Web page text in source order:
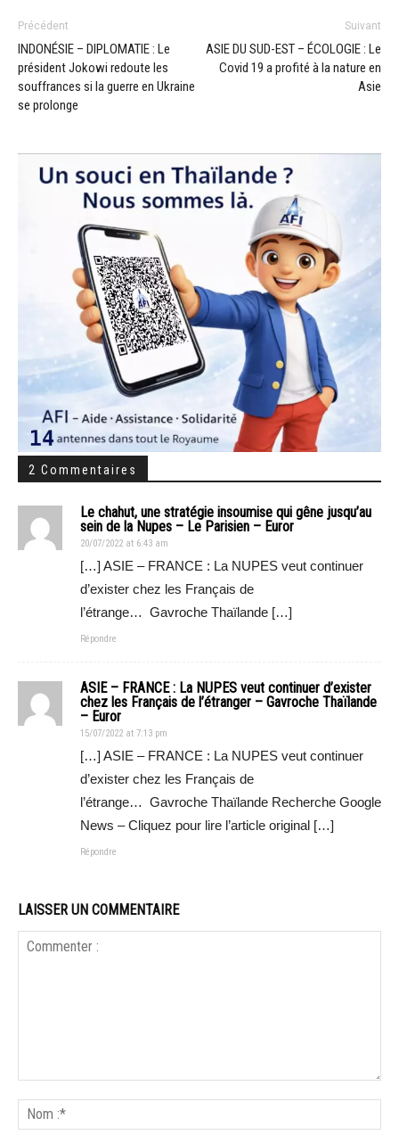
Précédent
INDONÉSIE – DIPLOMATIE : Le
président Jokowi redoute les
souffrances si la guerre en Ukraine
se prolonge
Suivant
ASIE DU SUD-EST – ÉCOLOGIE : Le
Covid 19 a profité à la nature en
Asie
2 Commentaires
Le chahut, une stratégie insoumise qui gêne jusqu’au
sein de la Nupes – Le Parisien – Euror
20/07/2022 at 6:43 am
[…] ASIE – FRANCE : La NUPES veut continuer
d’exister chez les Français de
l’étrange… Gavroche Thaïlande […]
Répondre
ASIE – FRANCE : La NUPES veut continuer d’exister
chez les Français de l’étranger – Gavroche Thaïlande
– Euror
15/07/2022 at 7:13 pm
[…] ASIE – FRANCE : La NUPES veut continuer
d’exister chez les Français de
l’étrange… Gavroche Thaïlande Recherche Google
News – Cliquez pour lire l’article original […]
Répondre
LAISSER UN COMMENTAIRE